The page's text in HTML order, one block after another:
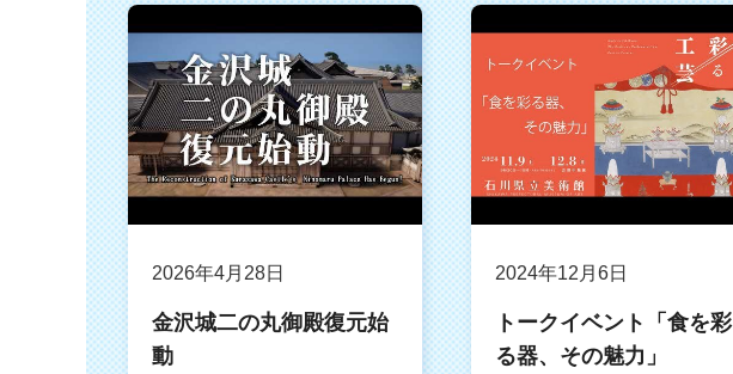
2026年4月28日
金沢城二の丸御殿復元始
動
2024年12月6日
トークイベント「食を彩
る器、その魅力」